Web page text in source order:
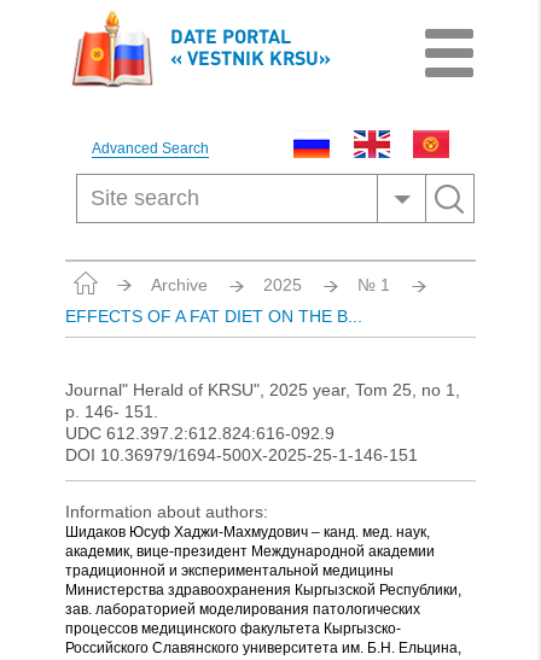
DATE PORTAL
« VESTNIK KRSU»
Advanced Search
Archive 2025
№ 1
EFFECTS OF A FAT DIET ON THE B...
Journal" Herald of KRSU", 2025 year, Tom 25, no 1,
p. 146- 151.
UDC 612.397.2:612.824:616-092.9
DOI 10.36979/1694-500X-2025-25-1-146-151
Information about authors:
Шидаков Юсуф Хаджи-Махмудович – канд. мед. наук,
академик, вице-президент Международной академии
традиционной и экспериментальной медицины
Министерства здравоохранения Кыргызской Республики,
зав. лабораторией моделирования патологических
процессов медицинского факультета Кыргызско-
Российского Славянского университета им. Б.Н. Ельцина,